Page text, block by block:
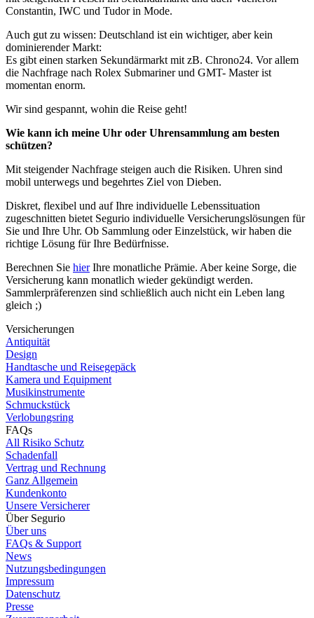
Constantin, IWC und Tudor in Mode.
Auch gut zu wissen: Deutschland ist ein wichtiger, aber kein
dominierender Markt:
Es gibt einen starken Sekundärmarkt mit zB. Chrono24. Vor allem
die Nachfrage nach Rolex Submariner und GMT- Master ist
momentan enorm.
Wir sind gespannt, wohin die Reise geht!
Wie kann ich meine Uhr oder Uhrensammlung am besten
schützen?
Mit steigender Nachfrage steigen auch die Risiken. Uhren sind
mobil unterwegs und begehrtes Ziel von Dieben.
Diskret, flexibel und auf Ihre individuelle Lebenssituation
zugeschnitten bietet Segurio individuelle Versicherungslösungen für
Sie und Ihre Uhr. Ob Sammlung oder Einzelstück, wir haben die
richtige Lösung für Ihre Bedürfnisse.
Berechnen Sie hierIhre monatliche Prämie. Aber keine Sorge, die
Versicherung kann monatlich wieder gekündigt werden.
Sammlerpräferenzen sind schließlich auch nicht ein Leben lang
gleich ;)
Versicherungen
Antiquität
Design
Handtasche und Reisegepäck
Kamera und Equipment
Musikinstrumente
Schmuckstück
Verlobungsring
FAQs
All Risiko Schutz
Schadenfall
Vertrag und Rechnung
Ganz Allgemein
Kundenkonto
Unsere Versicherer
Über Segurio
Über uns
FAQs & Support
News
Nutzungsbedingungen
Impressum
Datenschutz
Presse